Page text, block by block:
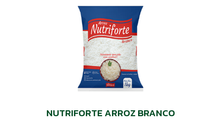
NUTRIFORTE ARROZ BRANCO